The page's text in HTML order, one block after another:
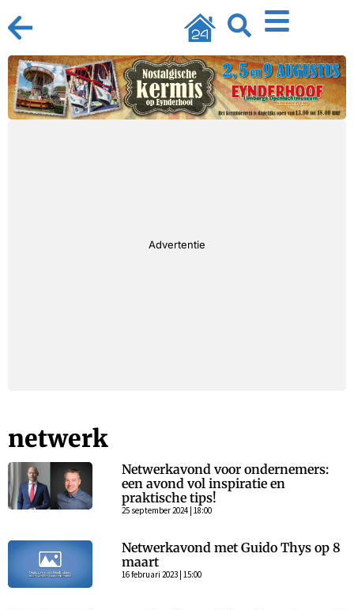
Advertentie
netwerk
Netwerkavond voor ondernemers:
een avond vol inspiratie en
praktische tips!
25 september 2024 | 18:00
Netwerkavond met Guido Thys op 8
maart
16 februari 2023 | 15:00